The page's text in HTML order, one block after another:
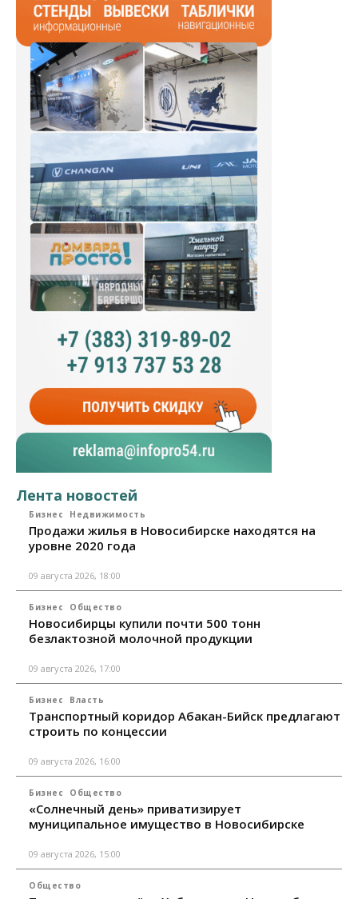
Лента новостей
Бизнес Недвижимость
Продажи жилья в Новосибирске находятся на
уровне 2020 года
09 августа 2026, 18:00
Бизнес Общество
Новосибирцы купили почти 500 тонн
безлактозной молочной продукции
09 августа 2026, 17:00
Бизнес Власть
Транспортный коридор Абакан-Бийск предлагают
строить по концессии
09 августа 2026, 16:00
Бизнес Общество
«Солнечный день» приватизирует
муниципальное имущество в Новосибирске
09 августа 2026, 15:00
Общество